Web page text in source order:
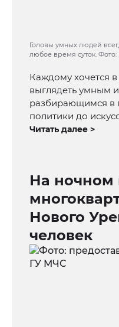
Головы умных людей
любое время суток.
Каждому хочется
выглядеть умным
разбирающимся в
политики до
Читать далее >
На ночном
Нового
человек